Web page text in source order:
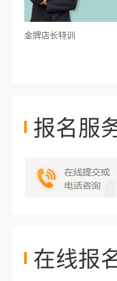
金牌店长特训
报名服
在线报